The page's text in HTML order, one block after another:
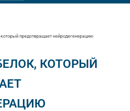
предотвращает нейродегенерацию
КОТОРЫЙ